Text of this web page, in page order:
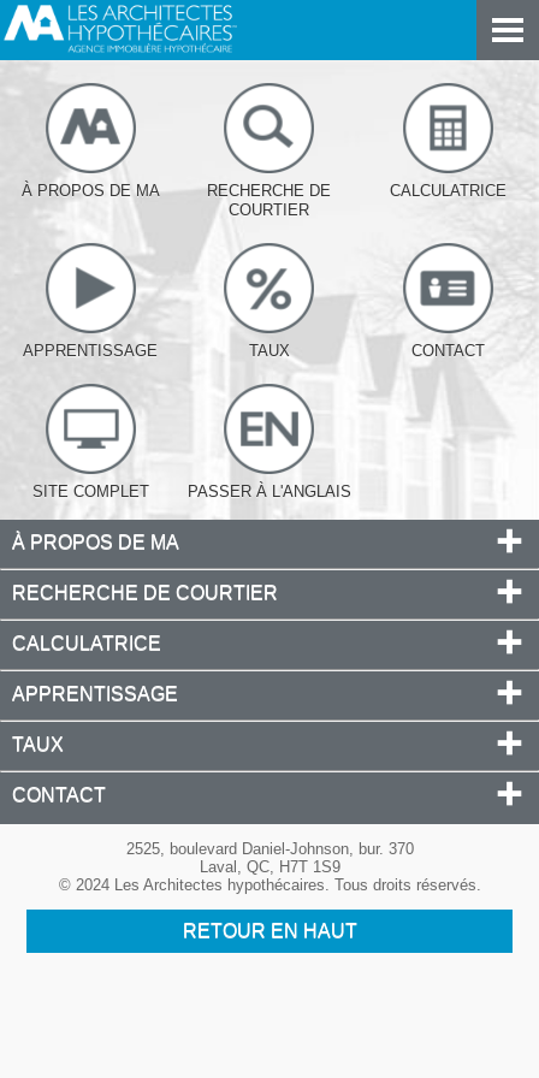
À PROPOS DE MA
RECHERCHE DE
COURTIER
CALCULATRICE
APPRENTISSAGE TAUX CONTACT
SITE COMPLET PASSER À L'ANGLAIS
À PROPOS DE MA
RECHERCHE DE COURTIER
CALCULATRICE
APPRENTISSAGE
TAUX
CONTACT
2525, boulevard Daniel-Johnson, bur. 370
Laval, QC, H7T 1S9
© 2024 Les Architectes hypothécaires. Tous droits réservés.
RETOUR EN HAUT